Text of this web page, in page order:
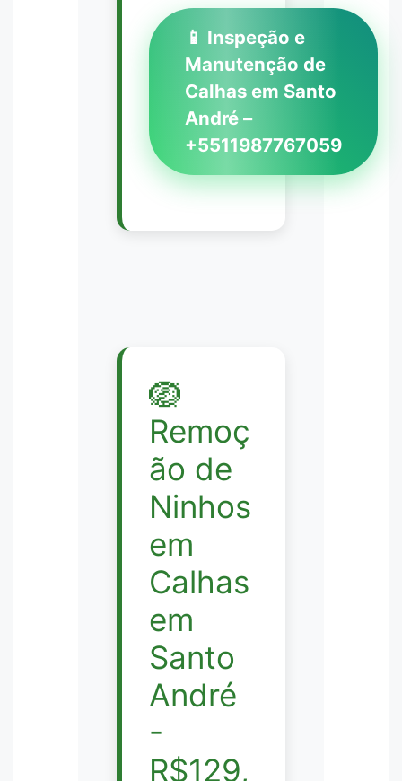
📱 Inspeção e
Manutenção de
Calhas em Santo
André –
+5511987767059
🪺
Remoç
ão de
Ninhos
em
Calhas
em
Santo
André
-
R$129,